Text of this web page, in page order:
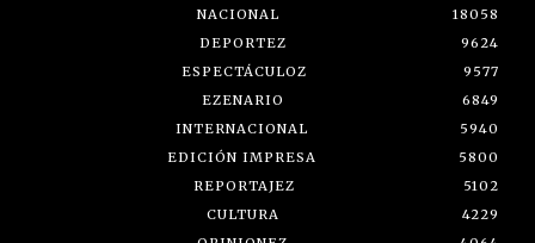
NACIONAL
18058
DEPORTEZ
9624
ESPECTÁCULOZ
9577
EZENARIO
6849
INTERNACIONAL
5940
EDICIÓN IMPRESA
5800
REPORTAJEZ
5102
CULTURA
4229